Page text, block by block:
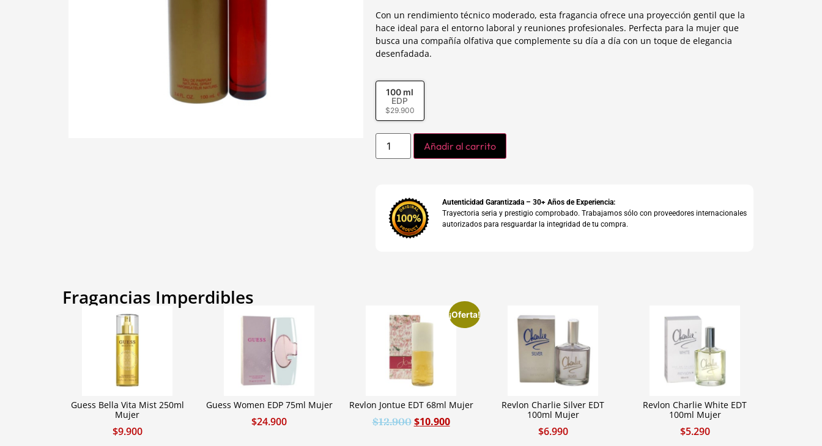
Con un rendimiento técnico moderado, esta fragancia ofrece una proyección gentil que la
hace ideal para el entorno laboral y reuniones profesionales. Perfecta para la mujer que
busca una compañía olfativa que complemente su día a día con un toque de elegancia
desenfadada.
100 ml
EDP
$29.900
Añadir al carrito
Autenticidad Garantizada – 30+ Años de Experiencia:
Trayectoria seria y prestigio comprobado. Trabajamos sólo con proveedores internacionales
autorizados para resguardar la integridad de tu compra.
Fragancias Imperdibles
Guess Bella Vita Mist 250ml
Mujer
$9.900
Guess Women EDP 75ml Mujer
$24.900
¡Oferta!
Revlon Jontue EDT 68ml Mujer
$12.900 $10.900
Revlon Charlie Silver EDT
100ml Mujer
$6.990
Revlon Charlie White EDT
100ml Mujer
$5.290